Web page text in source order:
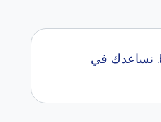
إبحث عن أفضل سكن طلاب قرب University of Birmingham Dubai مع كاسيتا في اكثر من 0 buildings. نساعدك في